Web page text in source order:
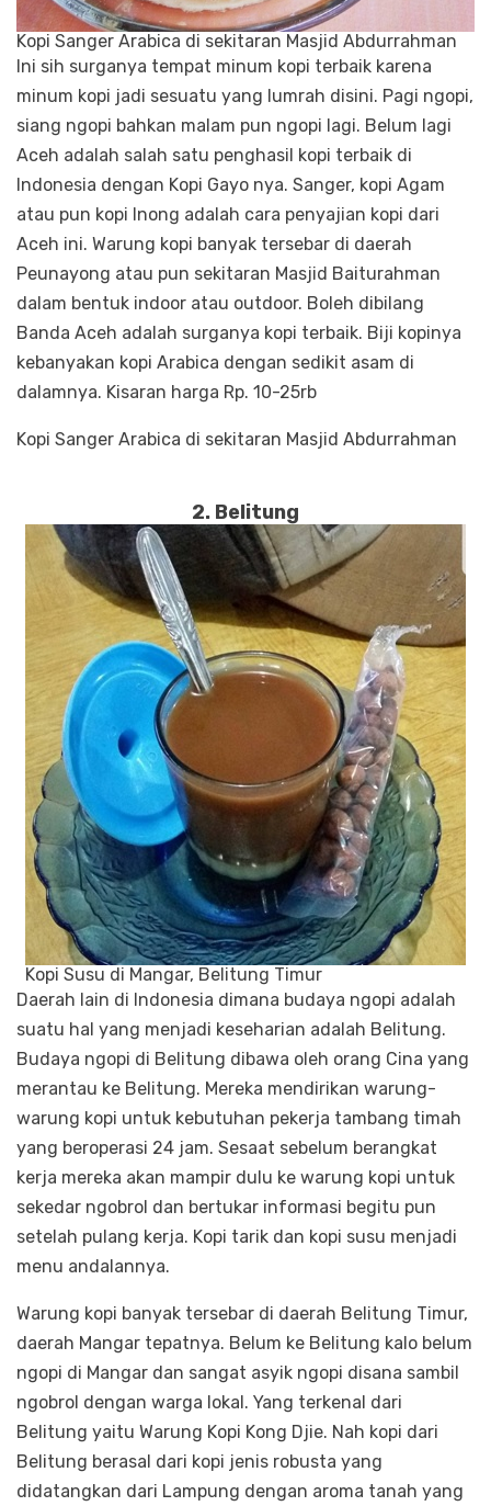
Kopi Sanger Arabica di sekitaran Masjid Abdurrahman
Ini sih surganya tempat minum kopi terbaik karena
minum kopi jadi sesuatu yang lumrah disini. Pagi ngopi,
siang ngopi bahkan malam pun ngopi lagi. Belum lagi
Aceh adalah salah satu penghasil kopi terbaik di
Indonesia dengan Kopi Gayo nya. Sanger, kopi Agam
atau pun kopi Inong adalah cara penyajian kopi dari
Aceh ini. Warung kopi banyak tersebar di daerah
Peunayong atau pun sekitaran Masjid Baiturahman
dalam bentuk indoor atau outdoor. Boleh dibilang
Banda Aceh adalah surganya kopi terbaik. Biji kopinya
kebanyakan kopi Arabica dengan sedikit asam di
dalamnya. Kisaran harga Rp. 10-25rb
Kopi Sanger Arabica di sekitaran Masjid Abdurrahman
2. Belitung
Kopi Susu di Mangar, Belitung Timur
Daerah lain di Indonesia dimana budaya ngopi adalah
suatu hal yang menjadi keseharian adalah Belitung.
Budaya ngopi di Belitung dibawa oleh orang Cina yang
merantau ke Belitung. Mereka mendirikan warung-
warung kopi untuk kebutuhan pekerja tambang timah
yang beroperasi 24 jam. Sesaat sebelum berangkat
kerja mereka akan mampir dulu ke warung kopi untuk
sekedar ngobrol dan bertukar informasi begitu pun
setelah pulang kerja. Kopi tarik dan kopi susu menjadi
menu andalannya.
Warung kopi banyak tersebar di daerah Belitung Timur,
daerah Mangar tepatnya. Belum ke Belitung kalo belum
ngopi di Mangar dan sangat asyik ngopi disana sambil
ngobrol dengan warga lokal. Yang terkenal dari
Belitung yaitu Warung Kopi Kong Djie. Nah kopi dari
Belitung berasal dari kopi jenis robusta yang
didatangkan dari Lampung dengan aroma tanah yang